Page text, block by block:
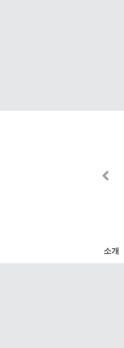
소개